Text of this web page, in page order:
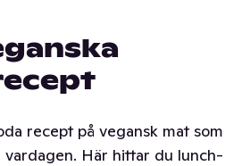
recept på vegansk mat som
vardagen. Här hittar du lunch-